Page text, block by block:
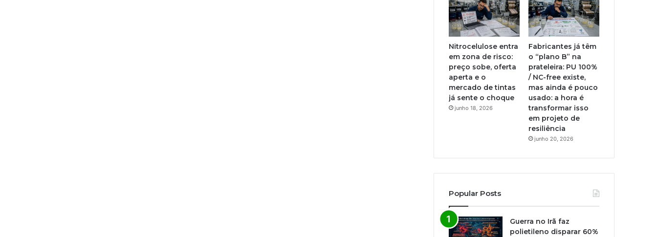
Nitrocelulose entra
em zona de risco:
preço sobe, oferta
aperta e o
mercado de tintas
já sente o choque
junho 18, 2026
Fabricantes já têm
o “plano B” na
prateleira: PU 100%
/ NC-free existe,
mas ainda é pouco
usado: a hora é
transformar isso
em projeto de
resiliência
junho 20, 2026
Popular Posts
Guerra no Irã faz
polietileno disparar 60%